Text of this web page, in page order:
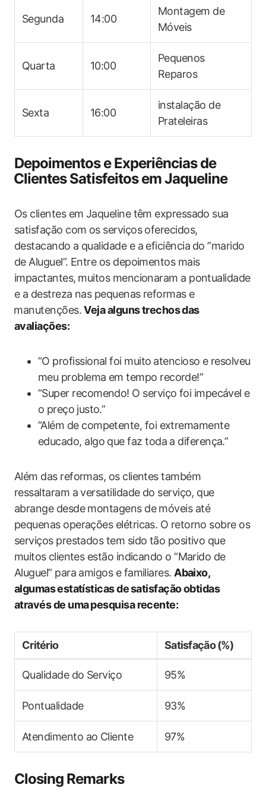
Segunda 14:00
Montagem de
Móveis
Quarta 10:00
Pequenos
Reparos
Sexta 16:00
instalação de
Prateleiras
Depoimentos ⁢e Experiências de
⁤Clientes Satisfeitos em Jaqueline
Os clientes ‌em Jaqueline têm expressado sua
satisfação‍ com os serviços​ oferecidos,
destacando a qualidade e a eficiência ⁣do ‍”marido
de Aluguel”. Entre os depoimentos mais
impactantes,⁢ muitos mencionaram a pontualidade
e a destreza nas pequenas reformas e
⁣manutenções.Veja alguns trechos ⁣das
avaliações:
“O profissional foi muito ⁤atencioso e resolveu⁤
meu problema‌ em tempo recorde!”
“Super recomendo! O serviço foi impecável e
o ‌preço⁤ justo.”
“Além de competente, foi extremamente
educado, algo que faz toda a diferença.”
Além das reformas, os clientes também
ressaltaram a versatilidade do serviço, que
abrange desde montagens de móveis até
pequenas operações elétricas. O retorno‌ sobre os
serviços prestados tem sido tão positivo que
muitos ⁣clientes estão indicando o “Marido de
Aluguel” para amigos e familiares. Abaixo,
algumas⁣ estatísticas de ⁢satisfação obtidas
através de uma ⁣pesquisa recente:
Critério Satisfação (%)
Qualidade do Serviço 95%
Pontualidade 93%
Atendimento ao ‌Cliente 97%
Closing Remarks